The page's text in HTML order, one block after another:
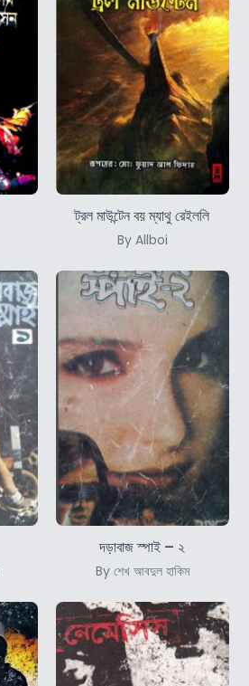
ট্রল মাউন্টেন বয় ম্যাথু রেইললি
By Allboi
দড়াবাজ স্পাই – ২
By শেখ আবদুল হাকিম